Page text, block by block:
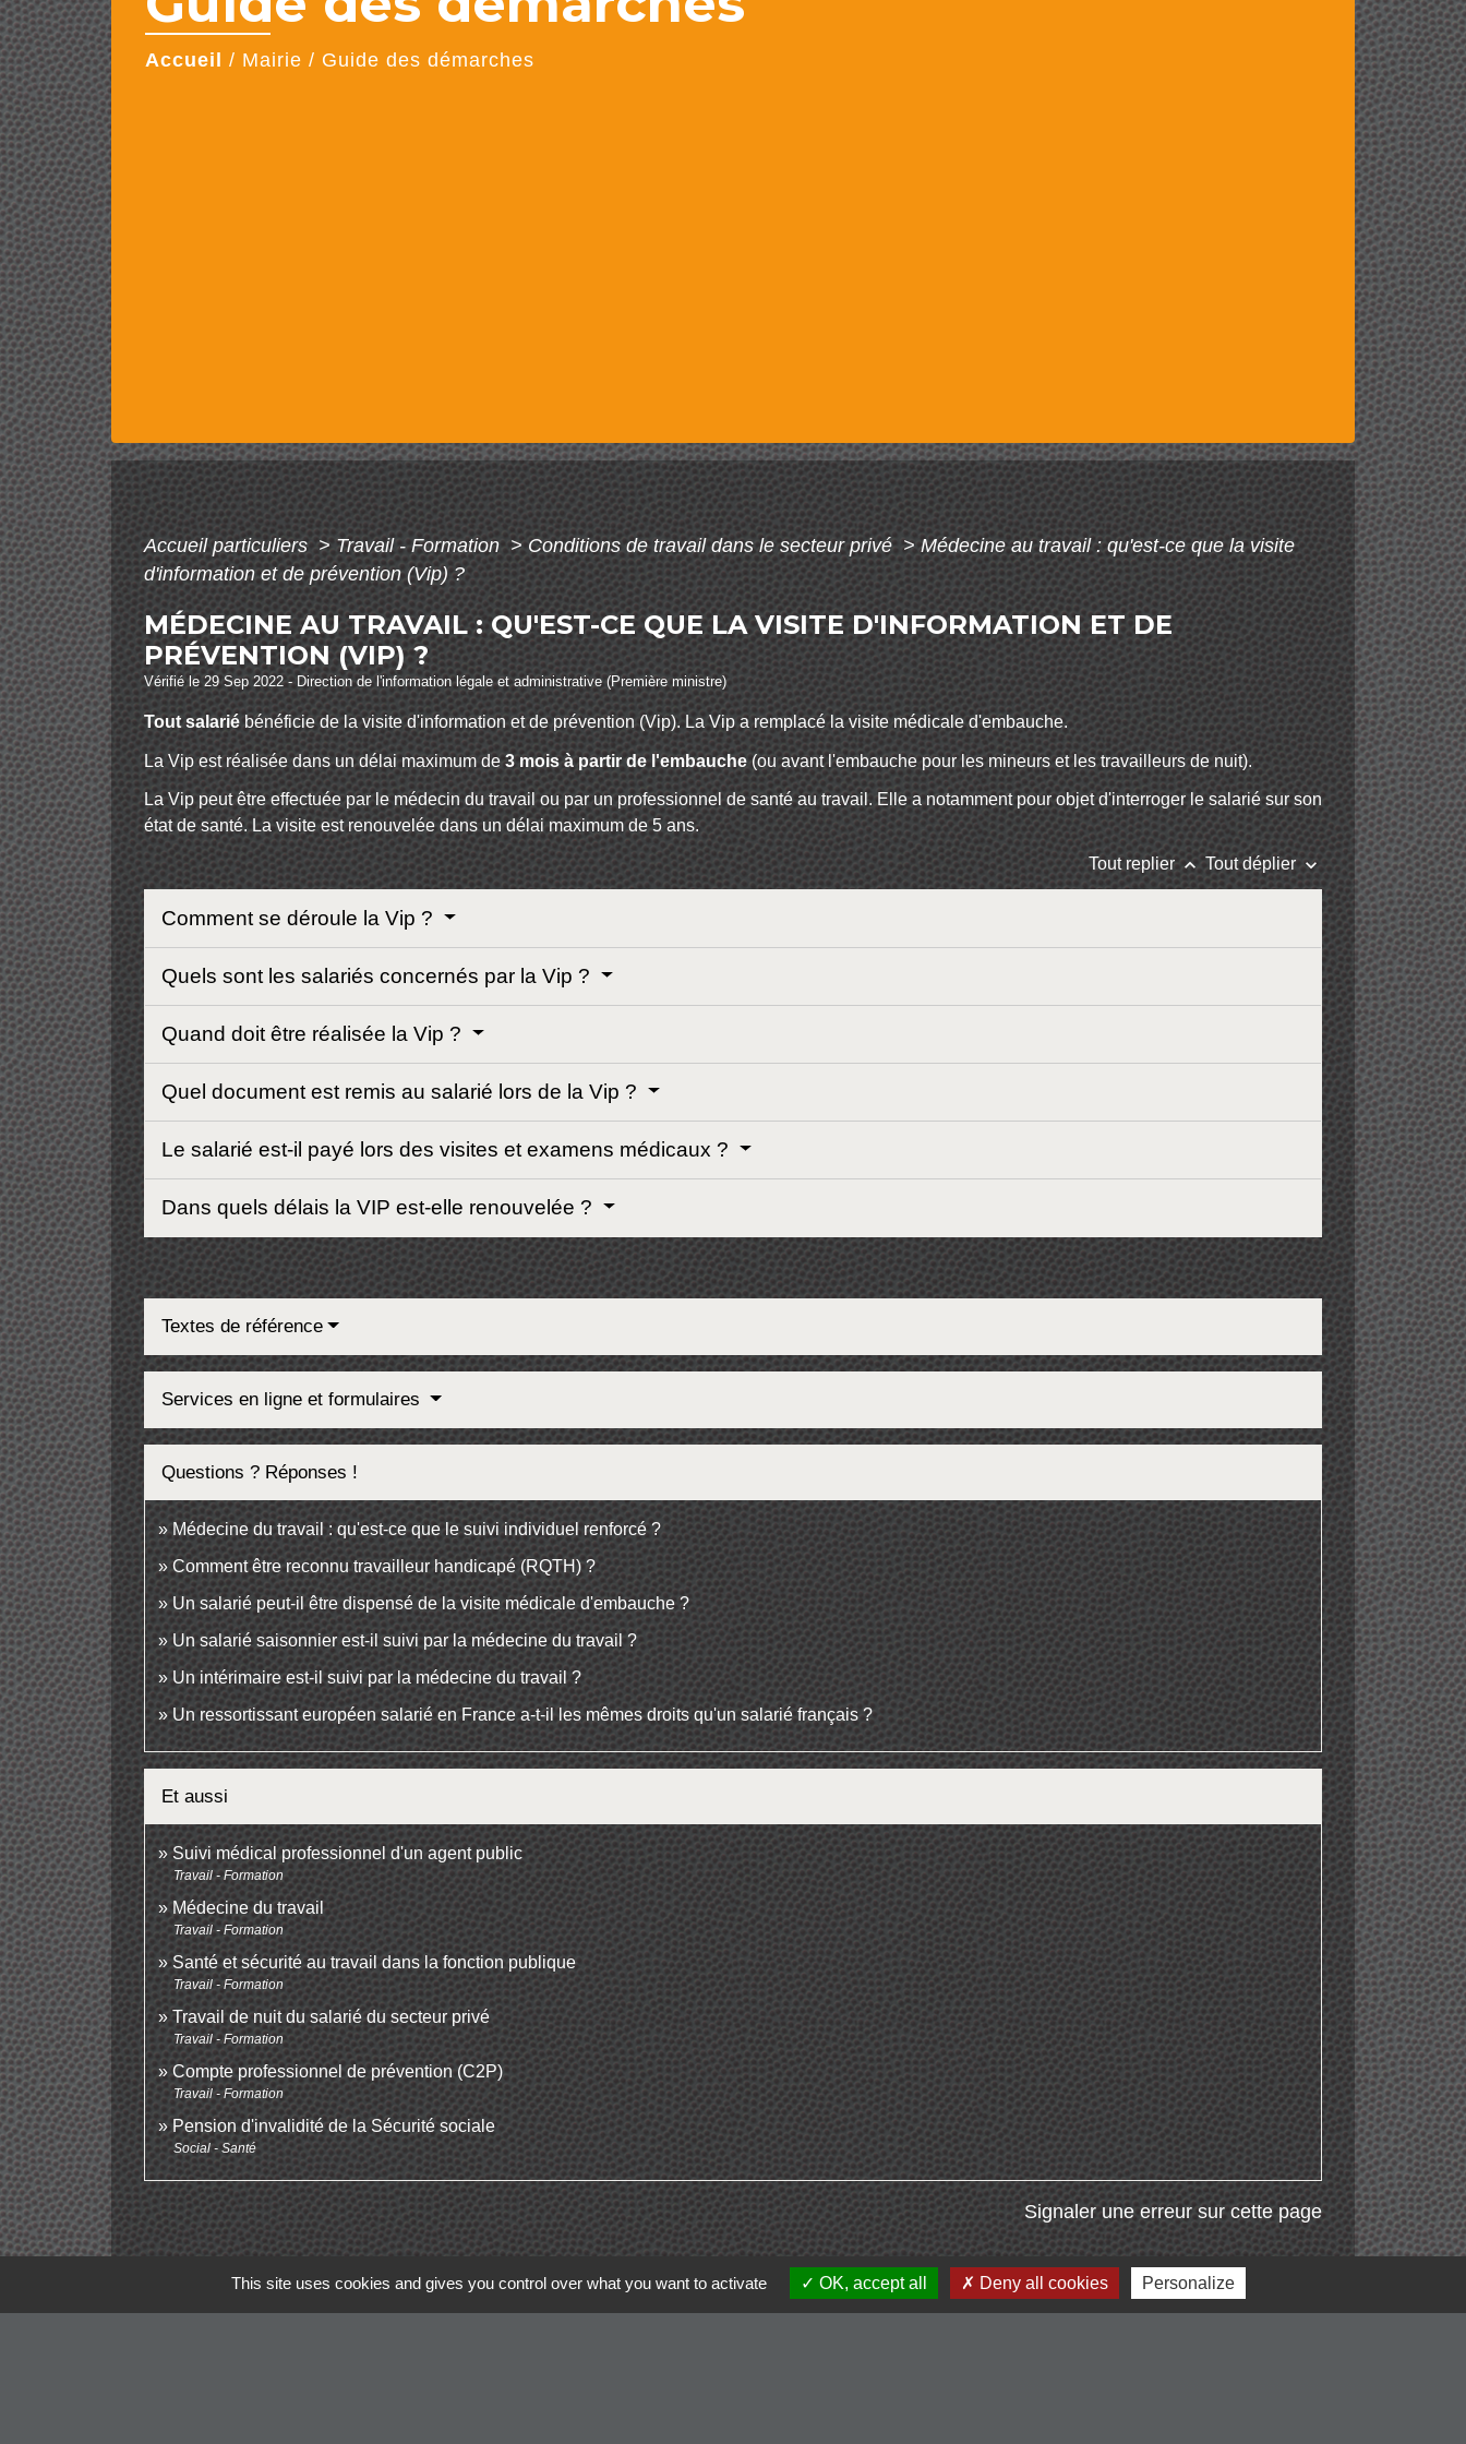
Accueil / Mairie / Guide des démarches
Accueil particuliers> Travail - Formation> Conditions de travail dans le secteur privé > Médecine au travail : qu'est-ce que la visite
d'information et de prévention (Vip) ?
MÉDECINE AU TRAVAIL : QU'EST-CE QUE LA VISITE D'INFORMATION ET DE
PRÉVENTION (VIP) ?
Vérifié le 29 Sep 2022 - Direction de l'information légale et administrative (Première ministre)
Tout salariébénéficie de la visite d'information et de prévention (Vip). La Vip a remplacé la visite médicale d'embauche.
La Vip est réalisée dans un délai maximum de3 mois à partir de l'embauche(ou avant l'embauche pour les mineurs et les travailleurs de nuit).
La Vip peut être effectuée par le médecin du travail ou par un professionnel de santé au travail. Elle a notamment pour objet d'interroger le salarié sur son
état de santé. La visite est renouvelée dans un délai maximum de 5 ans.
Tout replier keyboard_arrow_up Tout déplierkeyboard_arrow_down
Comment se déroule la Vip ?
Quels sont les salariés concernés par la Vip ?
Quand doit être réalisée la Vip ?
Quel document est remis au salarié lors de la Vip ?
Le salarié est-il payé lors des visites et examens médicaux ?
Dans quels délais la VIP est-elle renouvelée ?
Textes de référence
Services en ligne et formulaires
Questions ? Réponses !
Médecine du travail : qu'est-ce que le suivi individuel renforcé ?
Comment être reconnu travailleur handicapé (RQTH) ?
Un salarié peut-il être dispensé de la visite médicale d'embauche ?
Un salarié saisonnier est-il suivi par la médecine du travail ?
Un intérimaire est-il suivi par la médecine du travail ?
Un ressortissant européen salarié en France a-t-il les mêmes droits qu'un salarié français ?
Et aussi
Suivi médical professionnel d'un agent public
Travail - Formation
Médecine du travail
Travail - Formation
Santé et sécurité au travail dans la fonction publique
Travail - Formation
Travail de nuit du salarié du secteur privé
Travail - Formation
Compte professionnel de prévention (C2P)
Travail - Formation
Pension d'invalidité de la Sécurité sociale
Social - Santé
Signaler une erreur sur cette page
This site uses cookies and gives you control over what you want to activate OK, accept all Deny all cookies Personalize